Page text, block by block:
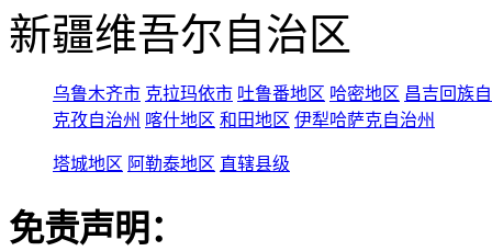
新疆维吾尔自治区
乌鲁木齐市 克拉玛依市 吐鲁番地区 哈密地区 昌吉回族
克孜自治州 喀什地区 和田地区 伊犁哈萨克自治州
塔城地区 阿勒泰地区 直辖县级
免责声明：